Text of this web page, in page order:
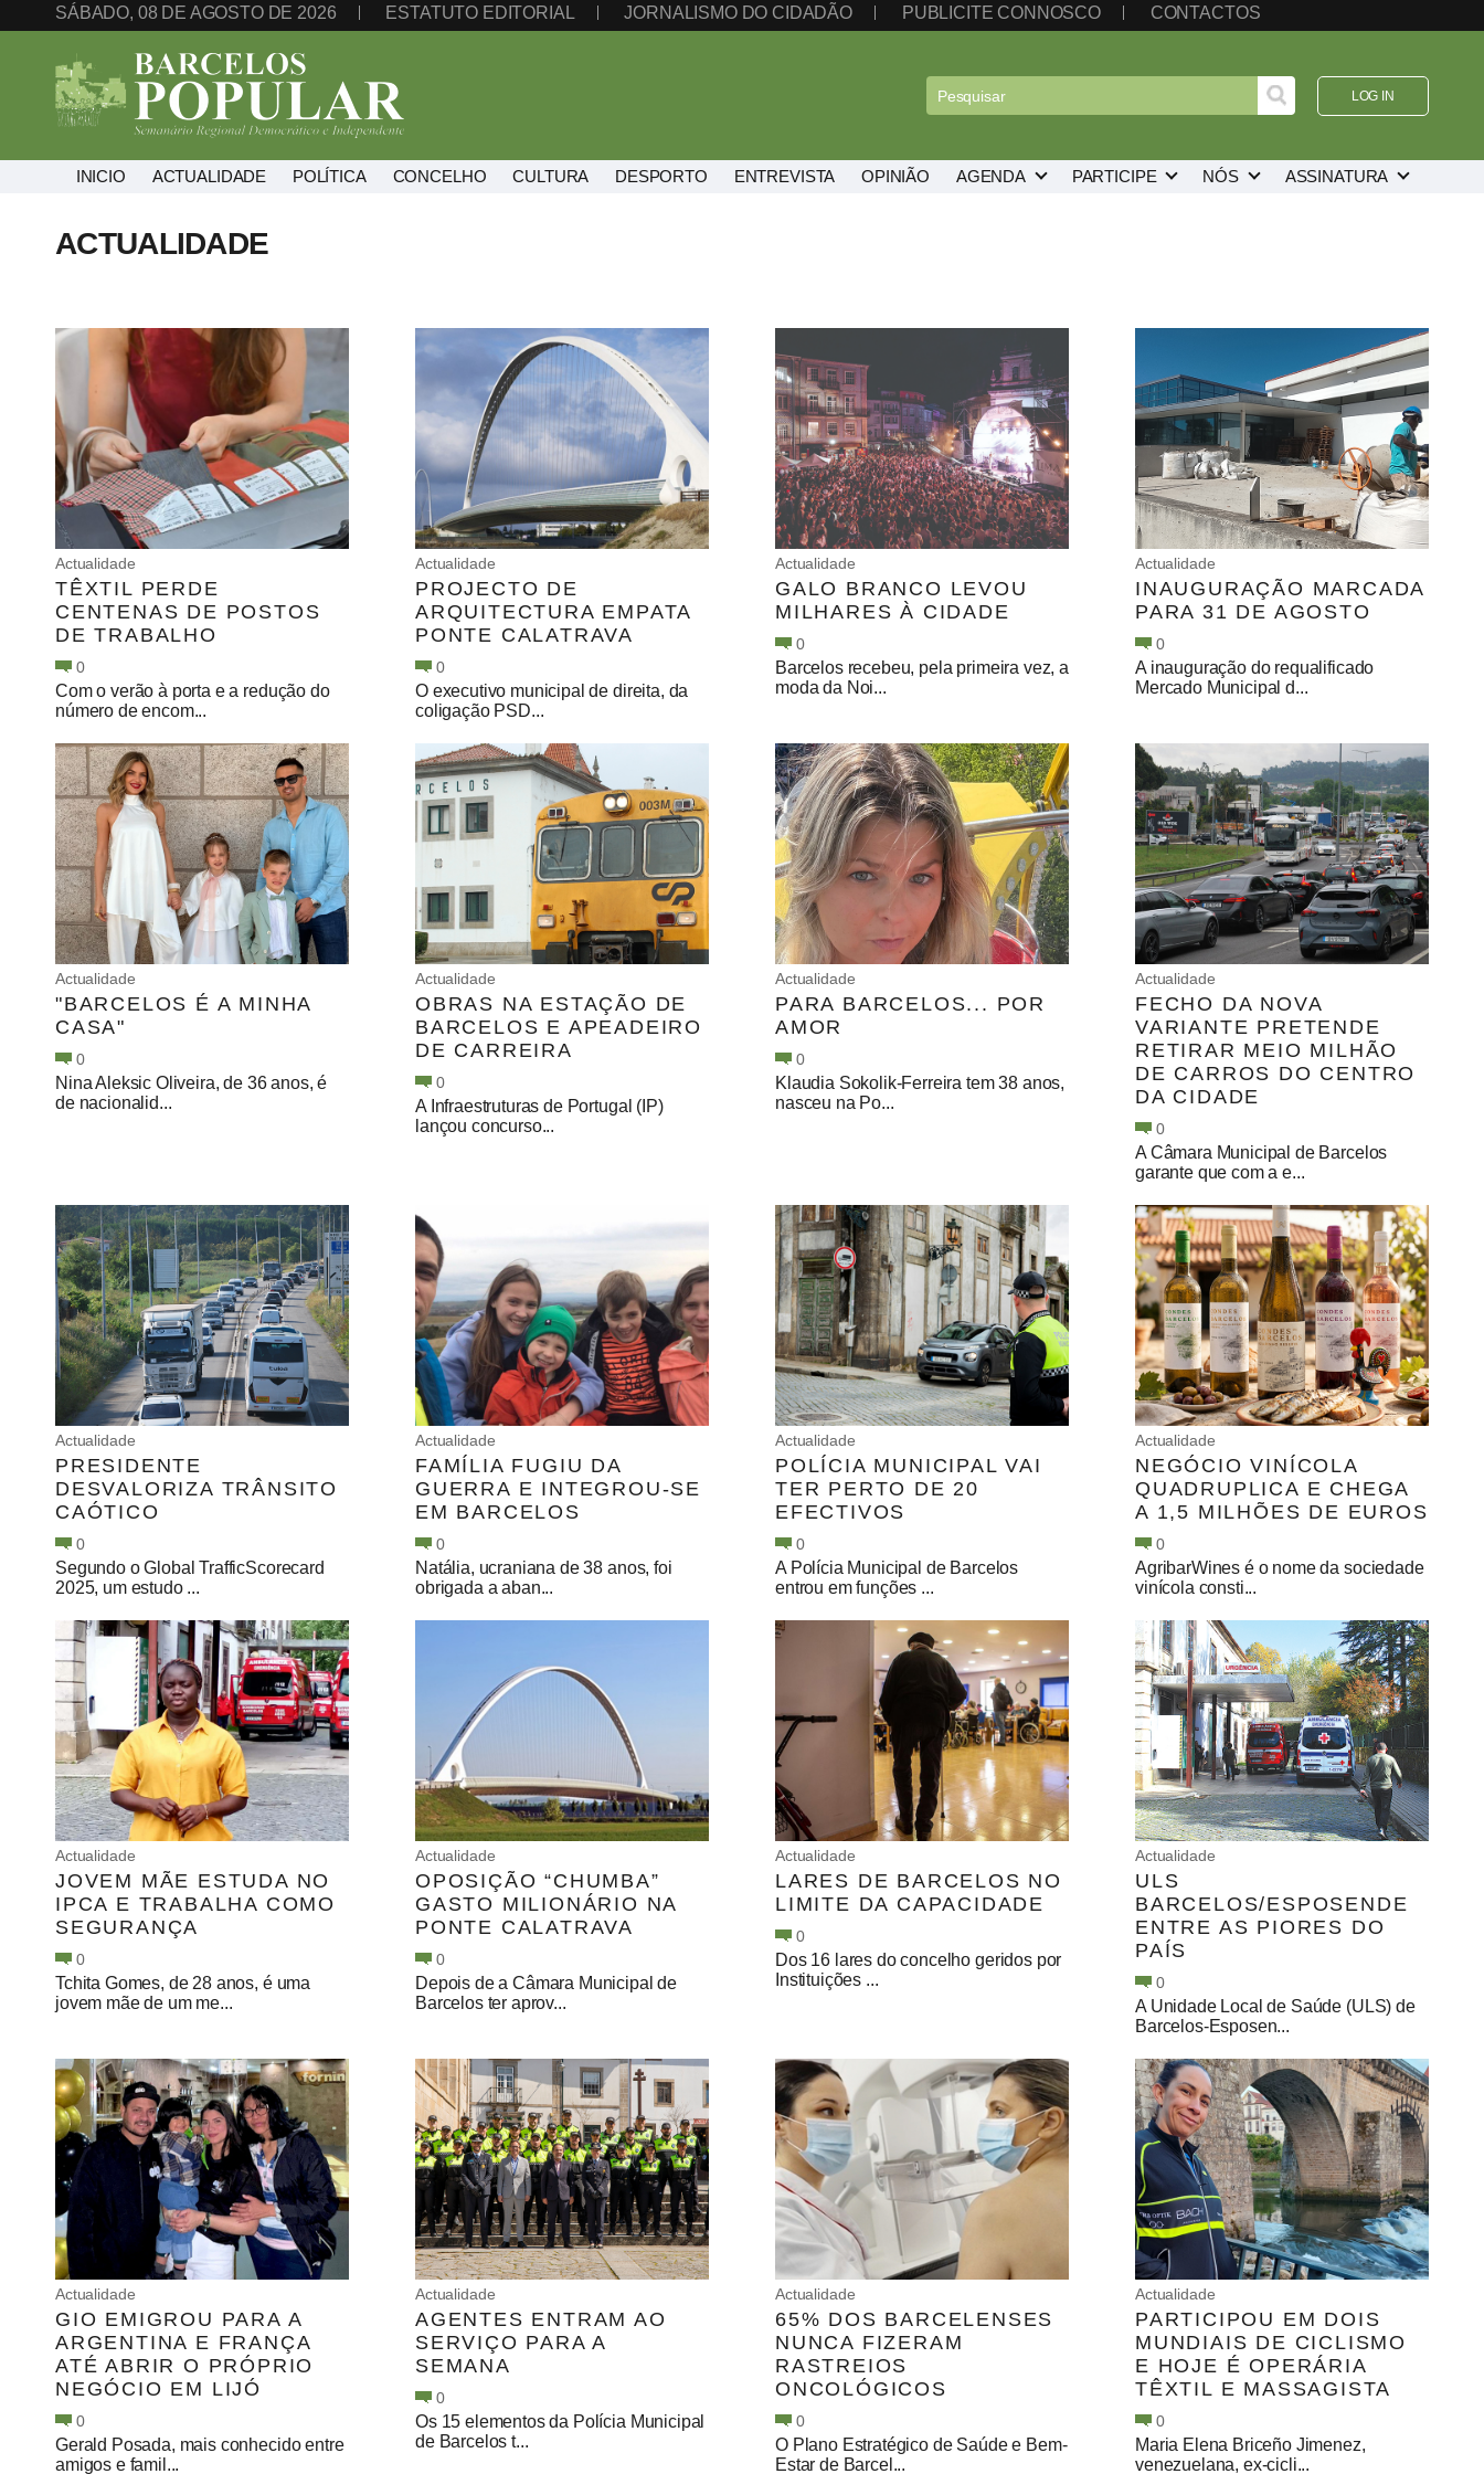
SÁBADO, 08 DE AGOSTO DE 2026 ESTATUTO EDITORIAL JORNALISMO DO CIDADÃO PUBLICITE CONNOSCO CONTACTOS
LOG IN
INICIO ACTUALIDADE POLÍTICA CONCELHO CULTURA DESPORTO ENTREVISTA
OPINIÃO
ACTUALIDADE
Actualidade
TÊXTIL PERDE
CENTENAS DE POSTOS
DE TRABALHO
0
Com o verão à porta e a redução do
número de encom...
Actualidade
PROJECTO DE
ARQUITECTURA EMPATA
PONTE CALATRAVA
0
O executivo municipal de direita, da
coligação PSD...
Actualidade
GALO BRANCO LEVOU
MILHARES À CIDADE
0
Barcelos recebeu, pela primeira vez, a
moda da Noi...
Actualidade
INAUGURAÇÃO MARCADA
PARA 31 DE AGOSTO
0
A inauguração do requalificado
Mercado Municipal d...
Actualidade
"BARCELOS É A MINHA
CASA"
0
Nina Aleksic Oliveira, de 36 anos, é
de nacionalid...
Actualidade
OBRAS NA ESTAÇÃO DE
BARCELOS E APEADEIRO
DE CARREIRA
0
A Infraestruturas de Portugal (IP)
lançou concurso...
Actualidade
PARA BARCELOS... POR
AMOR
0
Klaudia Sokolik-Ferreira tem 38 anos,
nasceu na Po...
Actualidade
FECHO DA NOVA
VARIANTE PRETENDE
RETIRAR MEIO MILHÃO
DE CARROS DO CENTRO
DA CIDADE
0
A Câmara Municipal de Barcelos
garante que com a e...
Actualidade
PRESIDENTE
DESVALORIZA TRÂNSITO
CAÓTICO
0
Segundo o Global TrafficScorecard
2025, um estudo ...
Actualidade
FAMÍLIA FUGIU DA
GUERRA E INTEGROU-SE
EM BARCELOS
0
Natália, ucraniana de 38 anos, foi
obrigada a aban...
Actualidade
POLÍCIA MUNICIPAL VAI
TER PERTO DE 20
EFECTIVOS
0
A Polícia Municipal de Barcelos
entrou em funções ...
Actualidade
NEGÓCIO VINÍCOLA
QUADRUPLICA E CHEGA
A 1,5 MILHÕES DE EUROS
0
AgribarWines é o nome da sociedade
vinícola consti...
Actualidade
JOVEM MÃE ESTUDA NO
IPCA E TRABALHA COMO
SEGURANÇA
0
Tchita Gomes, de 28 anos, é uma
jovem mãe de um me...
Actualidade
OPOSIÇÃO “CHUMBA”
GASTO MILIONÁRIO NA
PONTE CALATRAVA
0
Depois de a Câmara Municipal de
Barcelos ter aprov...
Actualidade
LARES DE BARCELOS NO
LIMITE DA CAPACIDADE
0
Dos 16 lares do concelho geridos por
Instituições ...
Actualidade
ULS
BARCELOS/ESPOSENDE
ENTRE AS PIORES DO
PAÍS
0
A Unidade Local de Saúde (ULS) de
Barcelos-Esposen...
Actualidade
GIO EMIGROU PARA A
ARGENTINA E FRANÇA
ATÉ ABRIR O PRÓPRIO
NEGÓCIO EM LIJÓ
0
Gerald Posada, mais conhecido entre
amigos e famil...
Actualidade
AGENTES ENTRAM AO
SERVIÇO PARA A
SEMANA
0
Os 15 elementos da Polícia Municipal
de Barcelos t...
Actualidade
65% DOS BARCELENSES
NUNCA FIZERAM
RASTREIOS
ONCOLÓGICOS
0
O Plano Estratégico de Saúde e Bem-
Estar de Barcel...
Actualidade
PARTICIPOU EM DOIS
MUNDIAIS DE CICLISMO
E HOJE É OPERÁRIA
TÊXTIL E MASSAGISTA
0
Maria Elena Briceño Jimenez,
venezuelana, ex-cicli...